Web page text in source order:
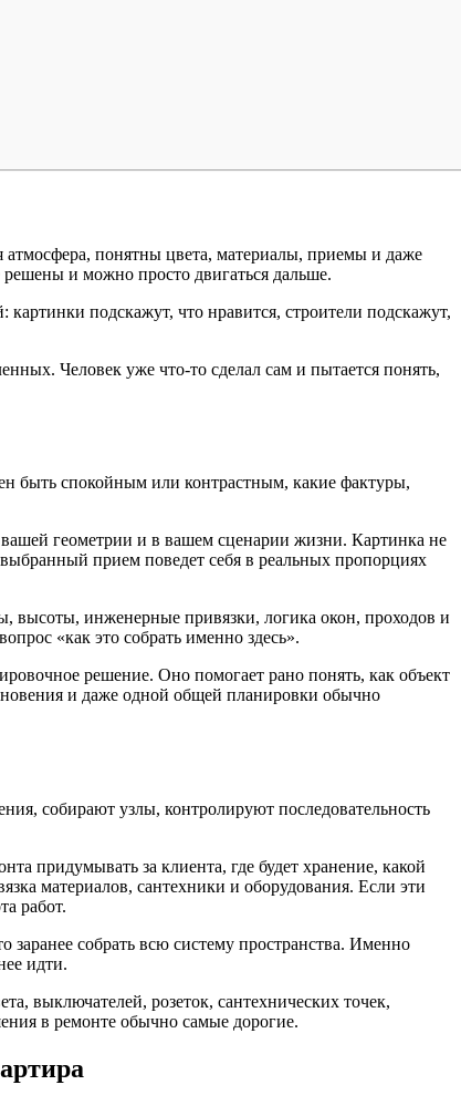
атмосфера, понятны цвета, материалы, приемы и даже
и можно просто двигаться дальше.
подскажут, что нравится, строители подскажут,
Человек уже что-то сделал сам и пытается понять,
быть спокойным или контрастным, какие фактуры,
геометрии и в вашем сценарии жизни. Картинка не
выбранный прием поведет себя в реальных пропорциях
высоты, инженерные привязки, логика окон, проходов и
«как это собрать именно здесь».
решение. Оно помогает рано понять, как объект
и даже одной общей планировки обычно
собирают узлы, контролируют последовательность
придумывать за клиента, где будет хранение, какой
материалов, сантехники и оборудования. Если эти
работ.
заранее собрать всю систему пространства. Именно
идти.
выключателей, розеток, сантехнических точек,
в ремонте обычно самые дорогие.